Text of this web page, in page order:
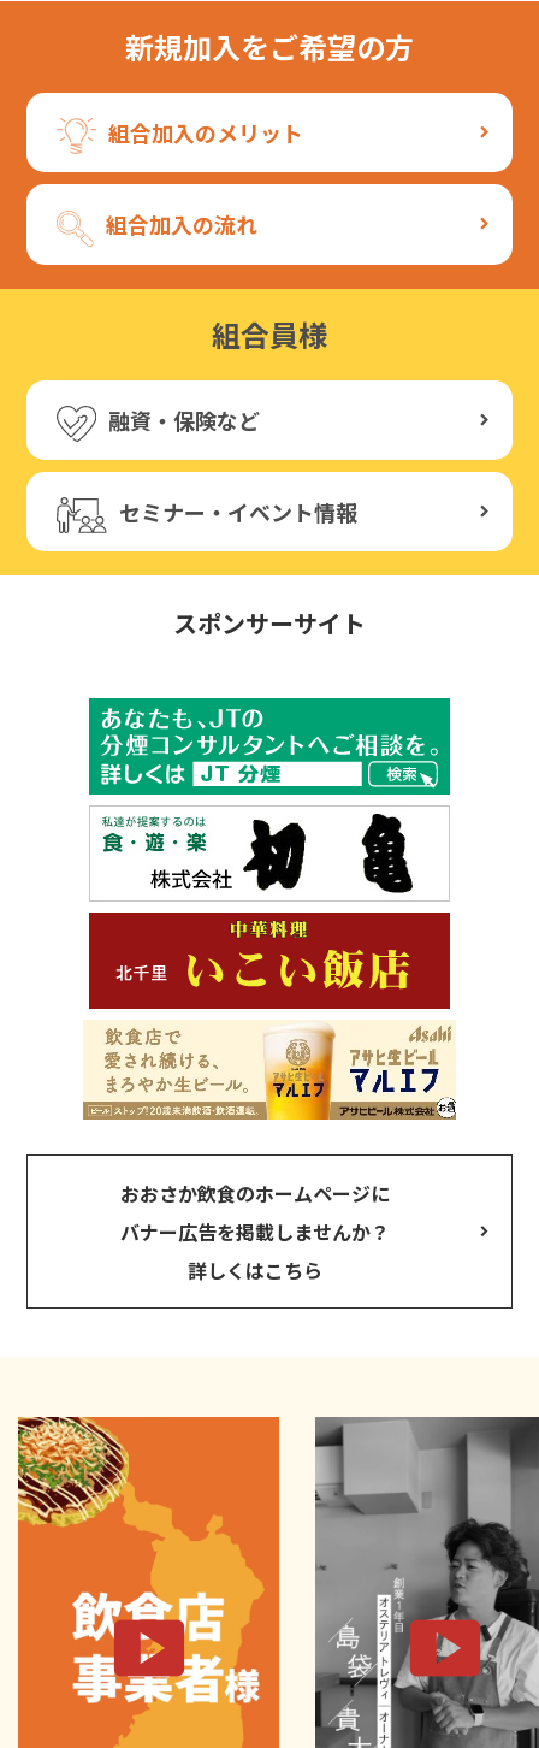
新規加入をご希望の方
組合加入のメリット
組合加入の流れ
組合員様
融資・保険など
セミナー・イベント情報
スポンサーサイト
おおさか飲食のホームページに
バナー広告を掲載しませんか？
詳しくはこちら